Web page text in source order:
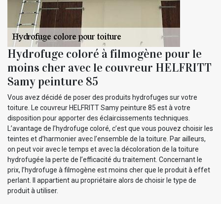
Hydrofuge coloré à filmogène pour le
moins cher avec le couvreur HELFRITT
Samy peinture 85
Vous avez décidé de poser des produits hydrofuges sur votre
toiture. Le couvreur HELFRITT Samy peinture 85 est à votre
disposition pour apporter des éclaircissements techniques.
L’avantage de l’hydrofuge coloré, c’est que vous pouvez choisir les
teintes et d’harmonier avec l’ensemble de la toiture. Par ailleurs,
on peut voir avec le temps et avec la décoloration de la toiture
hydrofugée la perte de l’efficacité du traitement. Concernant le
prix, l’hydrofuge à filmogène est moins cher que le produit à effet
perlant. Il appartient au propriétaire alors de choisir le type de
produit à utiliser.